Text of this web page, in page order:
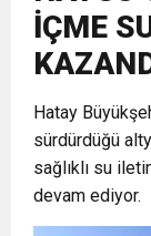
ve Onur
6:19
17:36
1:00
İÇME
Hatay
sürdürdüğü
sağlıklı su
devam ediyor.